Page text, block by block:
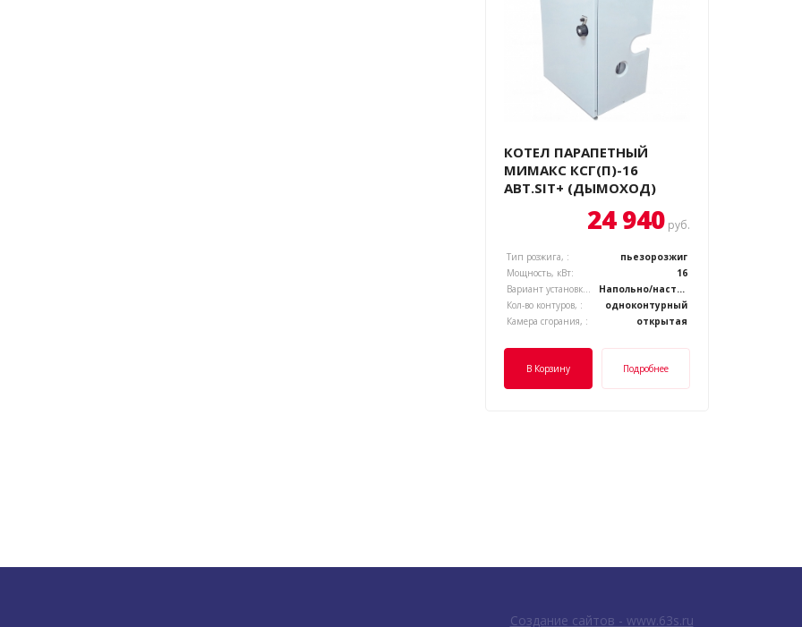
КОТЕЛ ПАРАПЕТНЫЙ
МИМАКС КСГ(П)-16
АВТ.SIT+ (ДЫМОХОД)
24 940руб.
Тип розжига, :
пьезорозжиг
Мощность, кВт:
16
Вариант установки котла, :
Напольно/настенный
Кол-во контуров, :
одноконтурный
Камера сгорания, :
открытая
В Корзину Подробнее
Создание сайтов - www.63s.ru